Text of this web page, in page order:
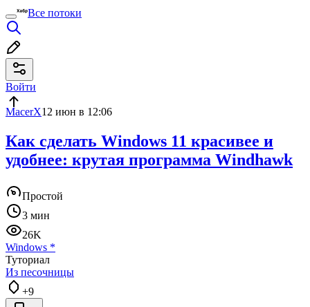
Все потоки
Войти
MacerX12 июн в 12:06
Как сделать Windows 11 красивее и
удобнее: крутая программа Windhawk
Простой
3 мин
26K
Windows *
Туториал
Из песочницы
+9